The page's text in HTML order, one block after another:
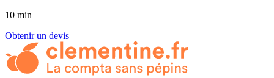
10 min
Obtenir un devis